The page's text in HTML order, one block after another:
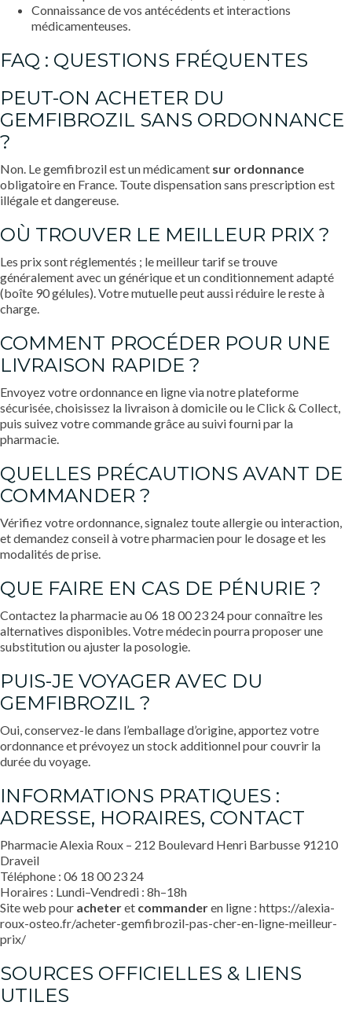
Connaissance de vos antécédents et interactions
médicamenteuses.
FAQ : QUESTIONS FRÉQUENTES
PEUT-ON ACHETER DU
GEMFIBROZIL SANS ORDONNANCE
?
Non. Le gemfibrozil est un médicament sur ordonnance
obligatoire en France. Toute dispensation sans prescription est
illégale et dangereuse.
OÙ TROUVER LE MEILLEUR PRIX ?
Les prix sont réglementés ; le meilleur tarif se trouve
généralement avec un générique et un conditionnement adapté
(boîte 90 gélules). Votre mutuelle peut aussi réduire le reste à
charge.
COMMENT PROCÉDER POUR UNE
LIVRAISON RAPIDE ?
Envoyez votre ordonnance en ligne via notre plateforme
sécurisée, choisissez la livraison à domicile ou le Click & Collect,
puis suivez votre commande grâce au suivi fourni par la
pharmacie.
QUELLES PRÉCAUTIONS AVANT DE
COMMANDER ?
Vérifiez votre ordonnance, signalez toute allergie ou interaction,
et demandez conseil à votre pharmacien pour le dosage et les
modalités de prise.
QUE FAIRE EN CAS DE PÉNURIE ?
Contactez la pharmacie au 06 18 00 23 24 pour connaître les
alternatives disponibles. Votre médecin pourra proposer une
substitution ou ajuster la posologie.
PUIS-JE VOYAGER AVEC DU
GEMFIBROZIL ?
Oui, conservez-le dans l’emballage d’origine, apportez votre
ordonnance et prévoyez un stock additionnel pour couvrir la
durée du voyage.
INFORMATIONS PRATIQUES :
ADRESSE, HORAIRES, CONTACT
Pharmacie Alexia Roux – 212 Boulevard Henri Barbusse 91210
Draveil
Téléphone : 06 18 00 23 24
Horaires : Lundi–Vendredi : 8h–18h
Site web pour acheteret commanderen ligne : https://alexia-
roux-osteo.fr/acheter-gemfibrozil-pas-cher-en-ligne-meilleur-
prix/
SOURCES OFFICIELLES & LIENS
UTILES